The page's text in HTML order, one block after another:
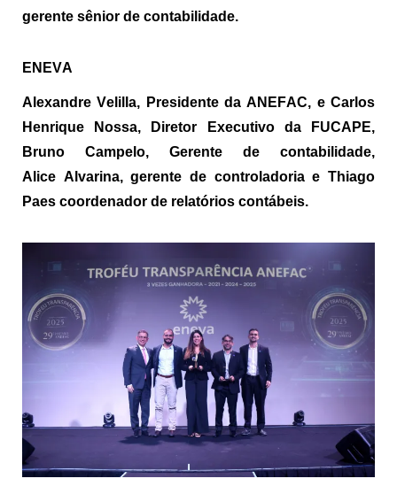
gerente sênior de contabilidade.
ENEVA
AlexandreVelilla, Presidente da ANEFAC, e Carlos
Henrique Nossa, Diretor Executivo da FUCAPE,
Bruno Campelo, Gerente de contabilidade,
Alice Alvarina, gerente de controladoria e Thiago
Paes coordenador de relatórios contábeis.